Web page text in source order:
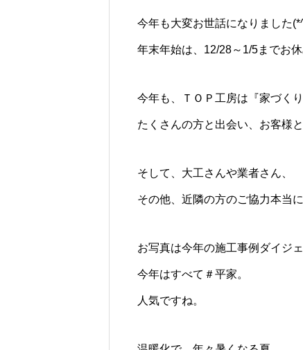
今年も大変お世話になりました
年末年始は、12/28～1/5までお休
今年も、ＴＯＰ工房は『家づくり
たくさんの方と出会い、お客様
そして、大工さんや業者さん、
その他、近隣の方のご協力本当
お写真は今年の施工事例ダイジェ
今年はすべて＃平家。
人気ですね。